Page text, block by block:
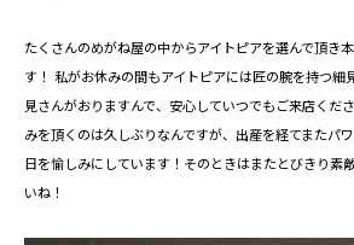
たくさんのめがね屋の中からアイトピアを選んで頂き
す！ 私がお休みの間もアイトピアには匠の腕を持つ細
見さんがおりますんで、安心していつでもご来店くだ
みを頂くのは久しぶりなんですが、出産を経てまたパ
日を愉しみにしています！そのときはまたとびきり素
いね！